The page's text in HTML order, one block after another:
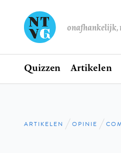
Hoofdnavigatie
Home
Quizzen Artikelen
Kruimelpad
ARTIKELEN OPINIE